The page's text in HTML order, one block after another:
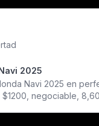
2025
Navi 2025 en
negociable,